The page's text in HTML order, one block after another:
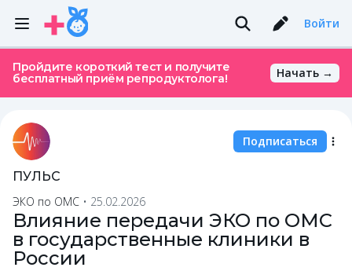
Войти
Пройдите короткий тест и получите
бесплатный приём репродуктолога!
Начать →
ПУЛЬС
Подписаться
ЭКО по ОМС • 25.02.2026
Влияние передачи ЭКО по ОМС
в государственные клиники в
России